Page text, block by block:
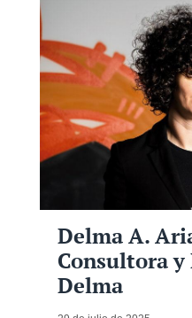
Delma A.
Consultora y
Delma